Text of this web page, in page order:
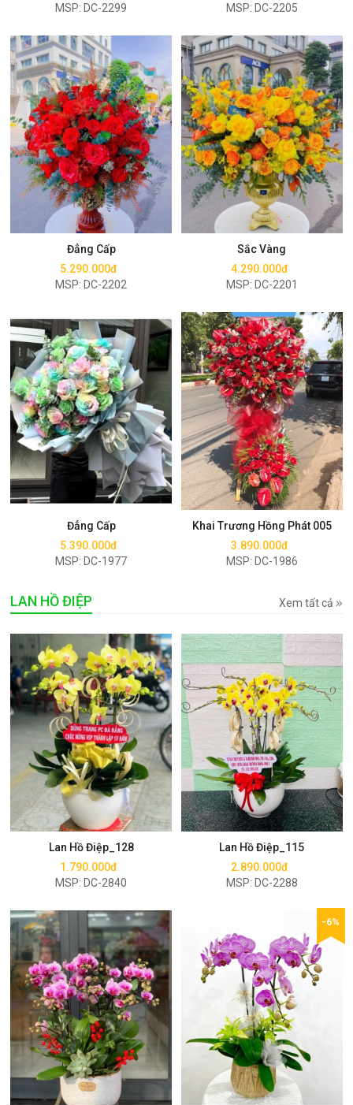
MSP: DC-2299 MSP: DC-2205
Đẳng Cấp
5.290.000đ
MSP: DC-2202
Mua ngay
Sắc Vàng
4.290.000đ
MSP: DC-2201
Mua ngay
Đẳng Cấp
5.390.000đ
MSP: DC-1977
Mua ngay
Khai Trương Hồng Phát 005
3.890.000đ
MSP: DC-1986
Mua ngay
LAN HỒ ĐIỆP Xem tất cả
Lan Hồ Điệp_128
1.790.000đ
MSP: DC-2840
Mua ngay
Lan Hồ Điệp_115
2.890.000đ
MSP: DC-2288
Mua ngay
Mua ngay
-6%
Mua ngay